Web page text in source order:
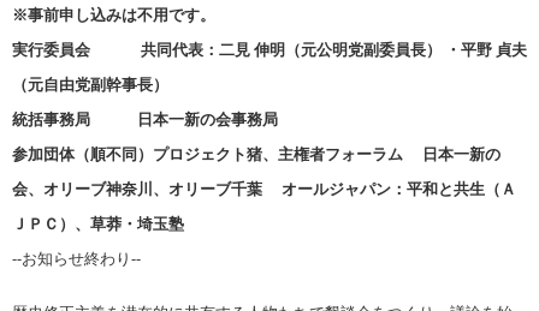
※事前申し込みは不用です。
実行委員会 共同代表：二見 伸明（元公明党副委員長） ・平野 貞夫
（元自由党副幹事長）
統括事務局 日本一新の会事務局
参加団体（順不同）プロジェクト猪、主権者フォーラム 日本一新の
会、オリーブ神奈川、オリーブ千葉 オールジャパン：平和と共生（Ａ
ＪＰＣ）、草莽・埼玉塾
−−お知らせ終わり−−